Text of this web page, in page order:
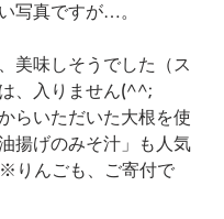
写真ですが…。
美味しそうでした（ス
、入りません(^^;
らいただいた大根を使
揚げのみそ汁」も人気
りんごも、ご寄付で